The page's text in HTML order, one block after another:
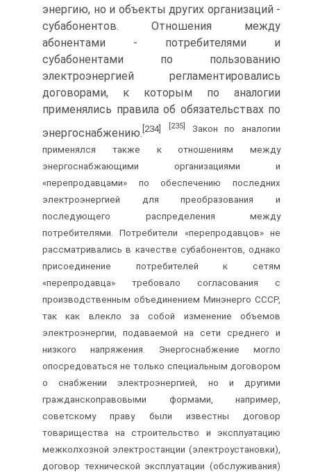
энергию, но и объекты других организаций -
субабонентов. Отношения между
абонентами - потребителями и
субабонентами по пользованию
электроэнергией регламентировались
договорами, к которым по аналогии
применялись правила об обязательствах по
энергоснабжению. [234] [235]
Закон по аналогии
применялся также к отношениям между
энергоснабжающими организациями и
«перепродавцами» по обеспечению последних
электроэнергией для преобразования и
последующего распределения между
потребителями. Потребители «перепродавцов» не
рассматривались в качестве субабонентов, однако
присоединение потребителей к сетям
«перепродавца» требовало согласования с
производственным объединением Минэнерго СССР,
так как влекло за собой изменение объемов
электроэнергии, подаваемой на сети среднего и
низкого напряжения. Энергоснабжение могло
опосредоваться не только специальным договором
о снабжении электроэнергией, но и другими
гражданскоправовыми формами, например,
советскому праву были известны договор
товарищества на строительство и эксплуатацию
межколхозной электростанции (электроустановки),
договор технической эксплуатации (обслуживания)